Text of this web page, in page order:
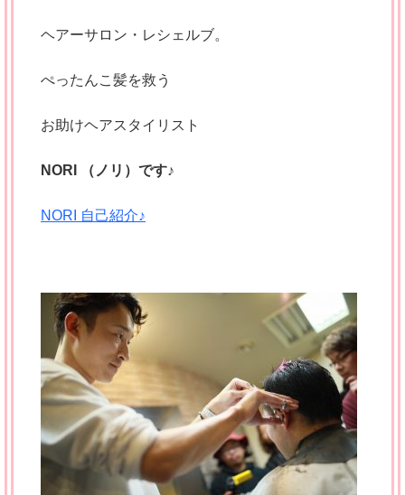
ヘアーサロン・レシェルブ。
ぺったんこ髪を救う
お助けヘアスタイリスト
NORI （ノリ）です♪
NORI 自己紹介♪